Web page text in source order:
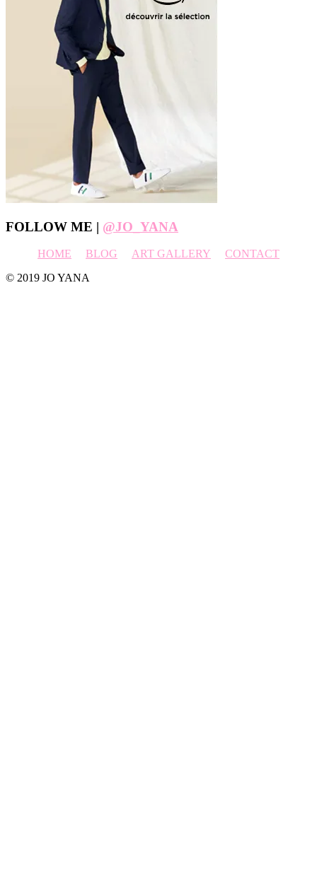
Footer
FOLLOW ME | @JO_YANA
HOME BLOG ART GALLERY
CONTACT
© 2019 JO YANA